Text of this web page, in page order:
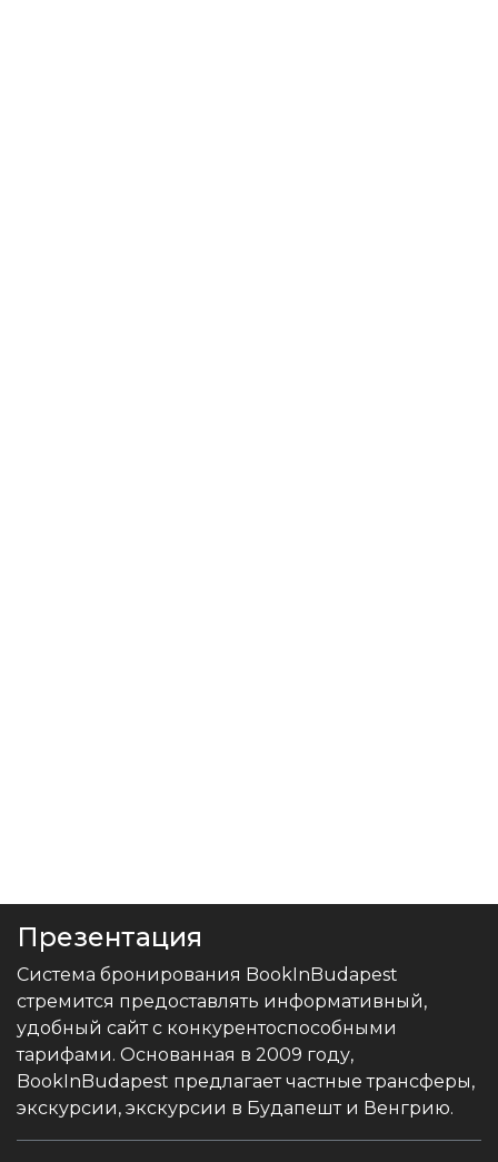
Презентация
Система бронирования BookInBudapest
стремится предоставлять информативный,
удобный сайт с конкурентоспособными
тарифами. Основанная в 2009 году,
BookInBudapest предлагает частные трансферы,
экскурсии, экскурсии в Будапешт и Венгрию.